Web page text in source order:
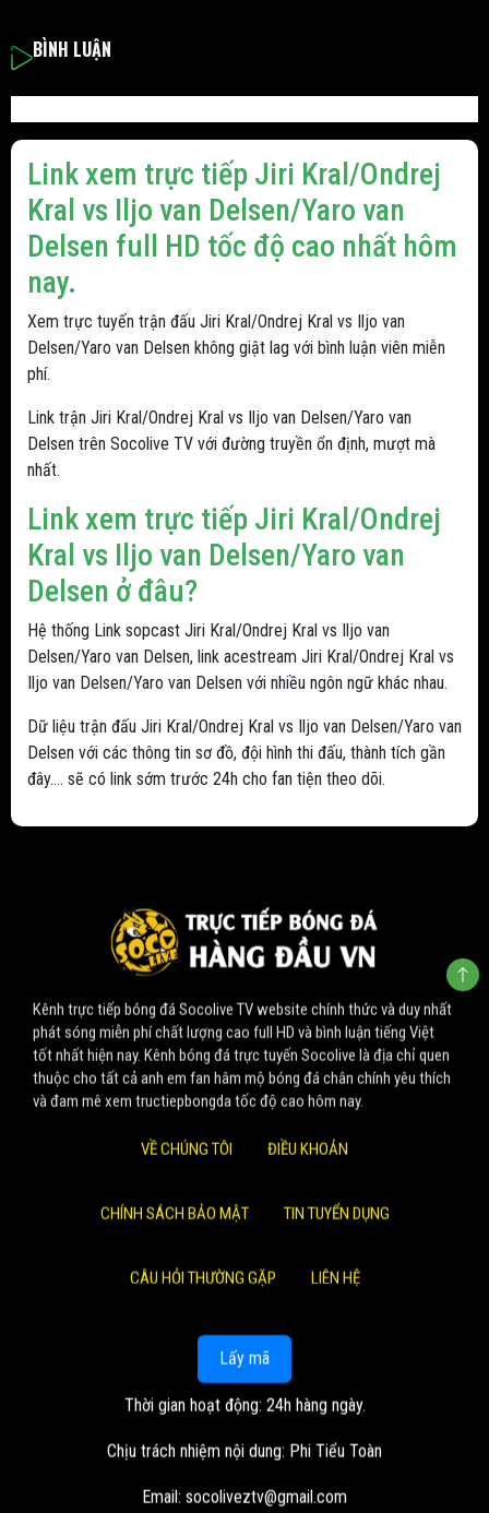
BÌNH LUẬN
Link xem trực tiếp Jiri Kral/Ondrej
Kral vs Iljo van Delsen/Yaro van
Delsen full HD tốc độ cao nhất hôm
nay.
Xem trực tuyến trận đấu Jiri Kral/Ondrej Kral vs Iljo van
Delsen/Yaro van Delsen không giật lag với bình luận viên miễn
phí.
Link trận Jiri Kral/Ondrej Kral vs Iljo van Delsen/Yaro van
Delsen trên Socolive TV với đường truyền ổn định, mượt mà
nhất.
Link xem trực tiếp Jiri Kral/Ondrej
Kral vs Iljo van Delsen/Yaro van
Delsen ở đâu?
Hệ thống Link sopcast Jiri Kral/Ondrej Kral vs Iljo van
Delsen/Yaro van Delsen, link acestream Jiri Kral/Ondrej Kral vs
Iljo van Delsen/Yaro van Delsen với nhiều ngôn ngữ khác nhau.
Dữ liệu trận đấu Jiri Kral/Ondrej Kral vs Iljo van Delsen/Yaro van
Delsen với các thông tin sơ đồ, đội hình thi đấu, thành tích gần
đây.... sẽ có link sớm trước 24h cho fan tiện theo dõi.
Kênh trực tiếp bóng đá Socolive TV website chính thức và duy nhất
phát sóng miễn phí chất lượng cao full HD và bình luận tiếng Việt
tốt nhất hiện nay. Kênh bóng đá trực tuyến Socolive là địa chỉ quen
thuộc cho tất cả anh em fan hâm mộ bóng đá chân chính yêu thích
và đam mê xem tructiepbongda tốc độ cao hôm nay.
VỀ CHÚNG TÔI ĐIỀU KHOẢN
CHÍNH SÁCH BẢO MẬT TIN TUYỂN DỤNG
CÂU HỎI THƯỜNG GẶP LIÊN HỆ
Lấy mã
Thời gian hoạt động: 24h hàng ngày.
Chịu trách nhiệm nội dung: Phi Tiểu Toàn
Email: socoliveztv@gmail.com